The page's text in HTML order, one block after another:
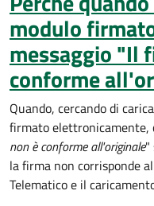
modulo
messaggio "Il
conforme
Quando, cercando di
firmato elettronicamente,
non è conforme all'originale"
la firma non corrisponde
Telematico e il